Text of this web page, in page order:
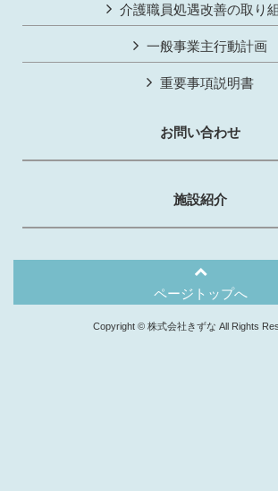
介護職員処遇改善の取り
一般事業主行動計画
重要事項説明書
お問い合わせ
施設紹介
ページトップへ
Copyright © 株式会社きずな All Rights